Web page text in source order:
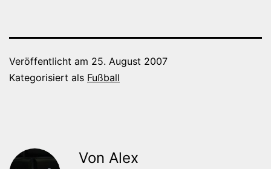
Veröffentlicht am 25. August 2007
Kategorisiert als Fußball
Von Alex